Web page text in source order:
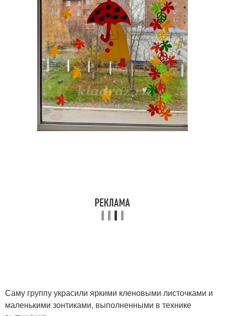
Саму группу украсили яркими кленовыми листочками и
маленькими зонтиками, выполненными в технике